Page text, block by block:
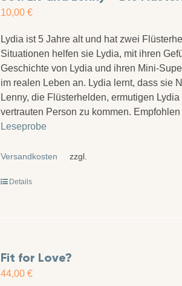
10,00 €
Lydia ist 5 Jahre alt und hat zwei
Situationen helfen sie Lydia, mit ihren
Geschichte von Lydia und ihren Mini-
im realen Leben an. Lydia lernt, dass sie
Lenny, die Flüsterhelden, ermutigen
vertrauten Person zu kommen.
Leseprobe
zzgl.
Versandkosten
Details
Fit for Love?
44,00 €